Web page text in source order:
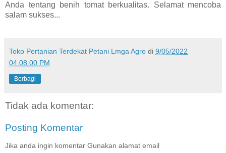
Anda tentang benih tomat berkualitas. Selamat mencoba
salam sukses...
Toko Pertanian Terdekat Petani Lmga Agro di 9/05/2022
04:08:00 PM
Berbagi
Tidak ada komentar:
Posting Komentar
Jika anda ingin komentar Gunakan alamat email